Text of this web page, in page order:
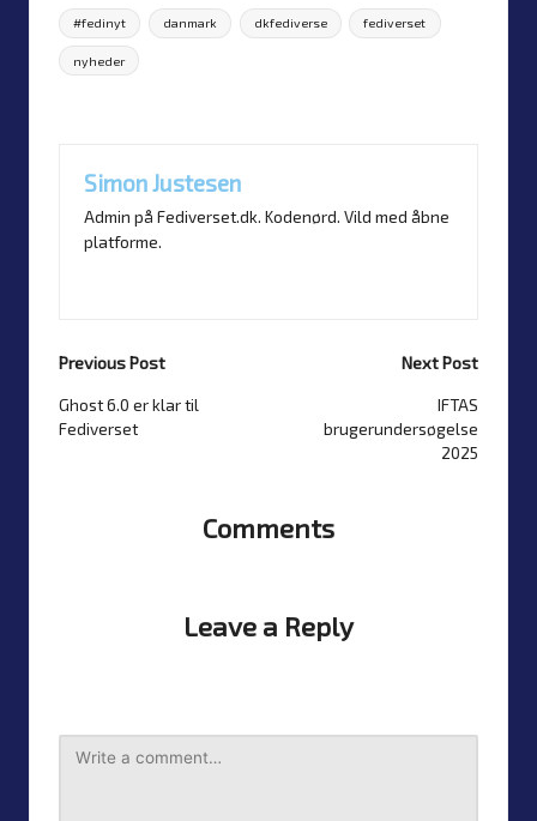
Tags:
#fedinyt danmark dkfediverse fediverset
nyheder
Simon Justesen
Admin på Fediverset.dk. Kodenørd. Vild med åbne
platforme.
Post
Previous Post
Ghost 6.0 er klar til
Fediverset
Next Post
IFTAS
brugerundersøgelse
2025
Comments
Leave a Reply